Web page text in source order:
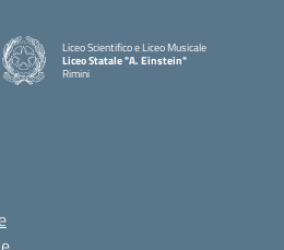
Liceo Scientifico e Liceo Musicale
Liceo Statale "A. Einstein"
Rimini